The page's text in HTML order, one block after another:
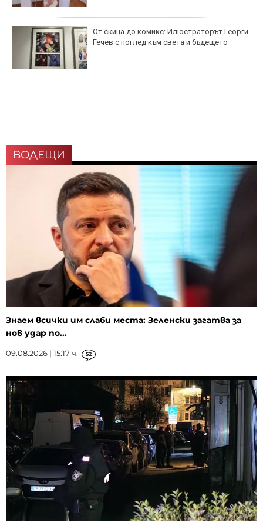
От скица до комикс: Илюстраторът Георги
Гечев с поглед към света и бъдещето
ВОДЕЩИ
Знаем всички им слаби места: Зеленски загатва за
нов удар по...
09.08.2026 | 15:17 ч. 52